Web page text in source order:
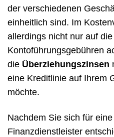
der verschiedenen
einheitlich sind. Im
allerdings nicht nur auf
Kontoführungsgebühren
die Überziehungszinsen
eine Kreditlinie auf Ihrem
möchte.
Nachdem Sie sich für
Finanzdienstleister